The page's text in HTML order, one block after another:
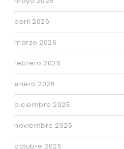
abril 2026
marzo 2026
febrero 2026
enero 2026
diciembre 2025
noviembre 2025
octubre 2025